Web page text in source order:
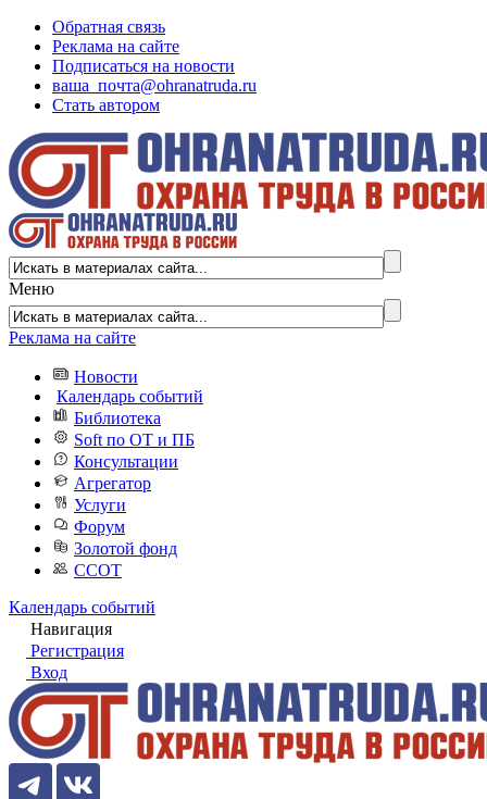
Обратная связь
Реклама на сайте
Подписаться на новости
ваша_почта@ohranatruda.ru
Стать автором
Меню
Реклама на сайте
Новости
Календарь событий
Библиотека
Soft по ОТ и ПБ
Консультации
Агрегатор
Услуги
Форум
Золотой фонд
ССОТ
Календарь событий
Навигация
Регистрация
Вход